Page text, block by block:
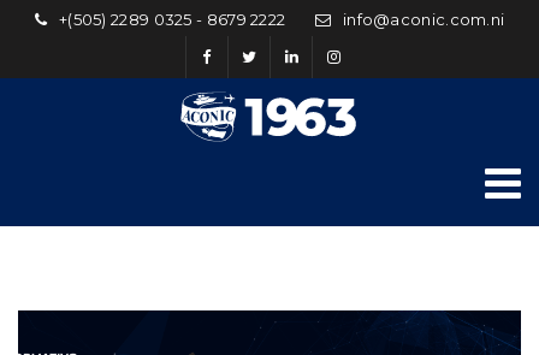
+(505) 2289 0325 - 8679 2222 info@aconic.com.ni